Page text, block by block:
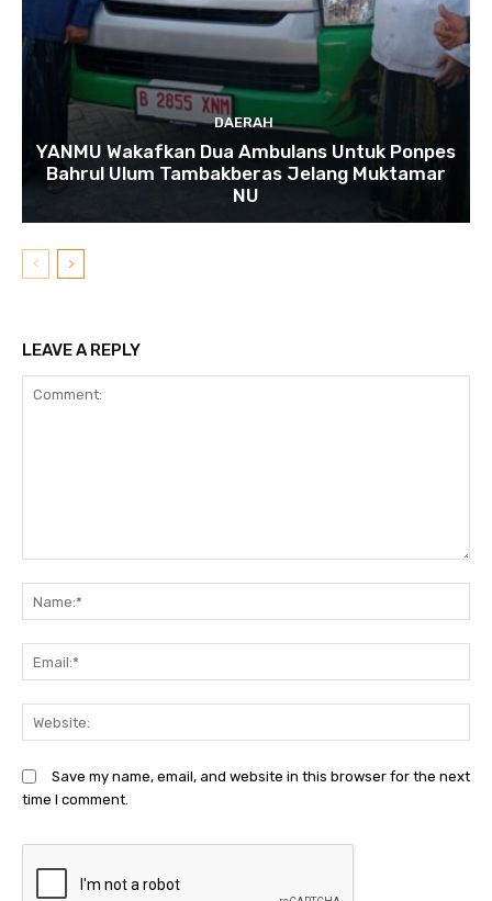
DAERAH
YANMU Wakafkan Dua Ambulans Untuk Ponpes
Bahrul Ulum Tambakberas Jelang Muktamar
NU
LEAVE A REPLY
Save my name, email, and website in this browser for the next
time I comment.